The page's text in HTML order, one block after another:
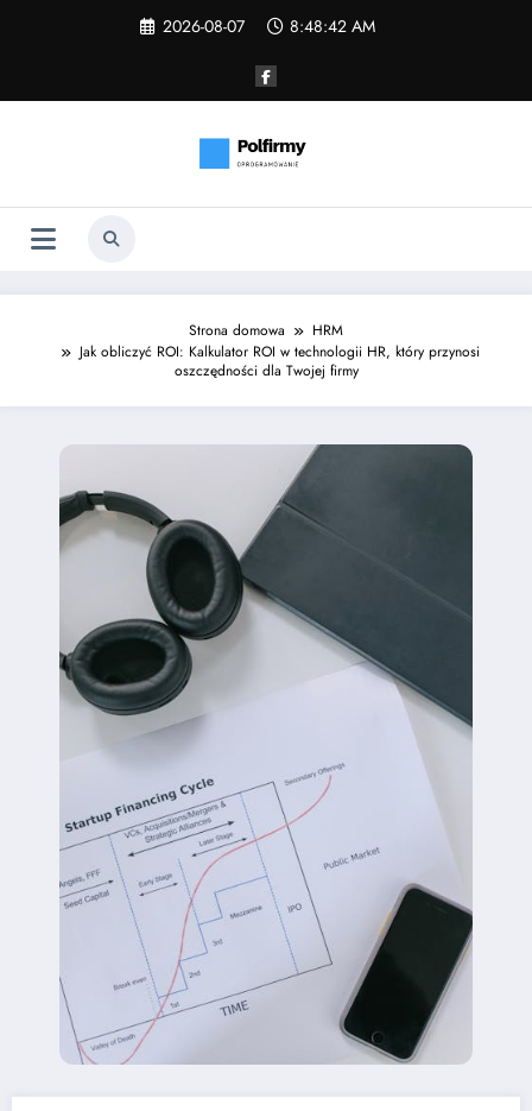
2026-08-07 8:48:43 AM
Strona domowa
HRM
Jak obliczyć ROI: Kalkulator ROI w technologii HR, który przynosi
oszczędności dla Twojej firmy